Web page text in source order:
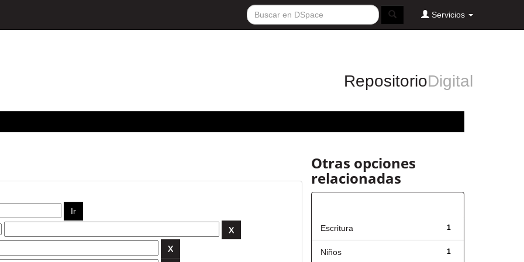
Servicios
RepositorioDigital
Otras opciones
relacionadas
1
Escritura
1
Niños